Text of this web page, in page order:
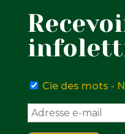
Cie des mots -